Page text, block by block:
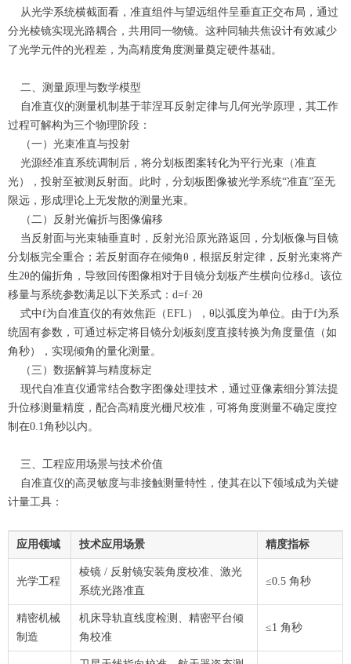
从光学系统横截面看，准直组件与望远组件呈垂直正交布局，通过
分光棱镜实现光路耦合，共用同一物镜。这种同轴共焦设计有效减少
了光学元件的光程差，为高精度角度测量奠定硬件基础。
二、测量原理与数学模型
自准直仪的测量机制基于菲涅耳反射定律与几何光学原理，其工作
过程可解构为三个物理阶段：
（一）光束准直与投射
光源经准直系统调制后，将分划板图案转化为平行光束（准直
光），投射至被测反射面。此时，分划板图像被光学系统“准直”至无
限远，形成理论上无发散的测量光束。
（二）反射光偏折与图像偏移
当反射面与光束轴垂直时，反射光沿原光路返回，分划板像与目镜
分划板完全重合；若反射面存在倾角θ，根据反射定律，反射光束将产
生2θ的偏折角，导致回传图像相对于目镜分划板产生横向位移d。该位
移量与系统参数满足以下关系式：d=f·2θ
式中f为自准直仪的有效焦距（EFL），θ以弧度为单位。由于f为系
统固有参数，可通过标定将目镜分划板刻度直接转换为角度量值（如
角秒），实现倾角的量化测量。
（三）数据解算与精度标定
现代自准直仪通常结合数字图像处理技术，通过亚像素细分算法提
升位移测量精度，配合高精度光栅尺校准，可将角度测量不确定度控
制在0.1角秒以内。
三、工程应用场景与技术价值
自准直仪的高灵敏度与非接触测量特性，使其在以下领域成为关键
计量工具：
应用领域 技术应用场景 精度指标
光学工程
棱镜 / 反射镜安装角度校准、激光
系统光路准直
≤0.5 角秒
精密机械
制造
机床导轨直线度检测、精密平台倾
角校准
≤1 角秒